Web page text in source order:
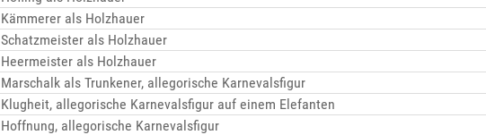
Kämmerer als Holzhauer
Schatzmeister als Holzhauer
Heermeister als Holzhauer
Marschalk als Trunkener, allegorische Karnevalsfigur
Klugheit, allegorische Karnevalsfigur auf einem Elefanten
Hoffnung, allegorische Karnevalsfigur